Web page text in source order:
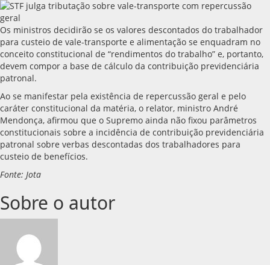
Os ministros decidirão se os valores descontados do trabalhador
para custeio de vale-transporte e alimentação se enquadram no
conceito constitucional de “rendimentos do trabalho” e, portanto,
devem compor a base de cálculo da contribuição previdenciária
patronal.
Ao se manifestar pela existência de repercussão geral e pelo
caráter constitucional da matéria, o relator, ministro André
Mendonça, afirmou que o Supremo ainda não fixou parâmetros
constitucionais sobre a incidência de contribuição previdenciária
patronal sobre verbas descontadas dos trabalhadores para
custeio de benefícios.
Fonte: Jota
Sobre o autor